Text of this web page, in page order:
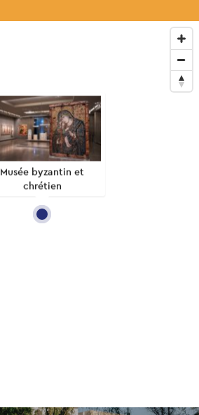
Musée byzantin et
chrétien